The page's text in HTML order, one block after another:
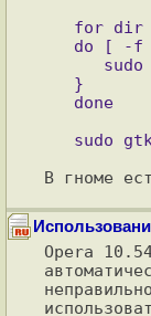
В гноме
Opera